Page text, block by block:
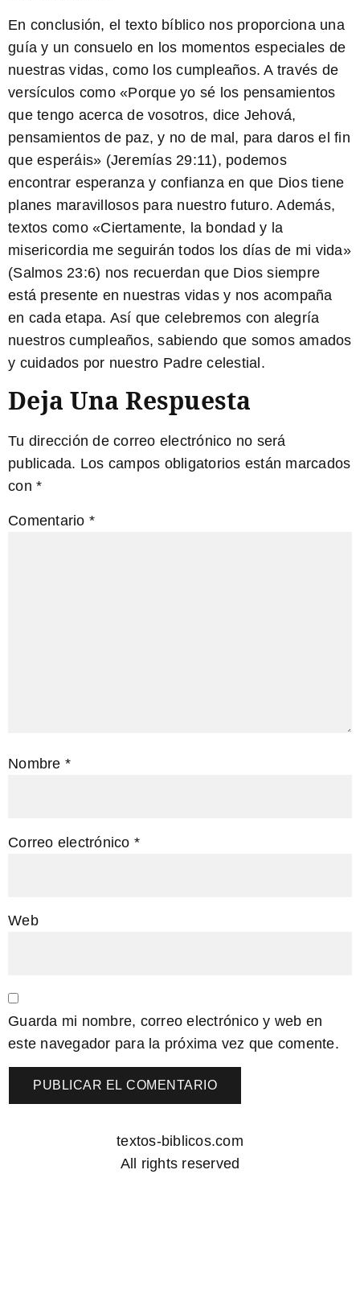
En conclusión, el texto bíblico nos proporciona una
guía y un consuelo en los momentos especiales de
nuestras vidas, como los cumpleaños. A través de
versículos como «Porque yo sé los pensamientos
que tengo acerca de vosotros, dice Jehová,
pensamientos de paz, y no de mal, para daros el fin
que esperáis» (Jeremías 29:11), podemos
encontrar esperanza y confianza en que Dios tiene
planes maravillosos para nuestro futuro. Además,
textos como «Ciertamente, la bondad y la
misericordia me seguirán todos los días de mi vida»
(Salmos 23:6) nos recuerdan que Dios siempre
está presente en nuestras vidas y nos acompaña
en cada etapa. Así que celebremos con alegría
nuestros cumpleaños, sabiendo que somos amados
y cuidados por nuestro Padre celestial.
Deja Una Respuesta
Tu dirección de correo electrónico no será
publicada. Los campos obligatorios están marcados
con *
Comentario *
Nombre *
Correo electrónico *
Web
Guarda mi nombre, correo electrónico y web en
este navegador para la próxima vez que comente.
textos-biblicos.com
All rights reserved